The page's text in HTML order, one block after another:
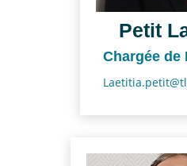
Petit
Chargée de